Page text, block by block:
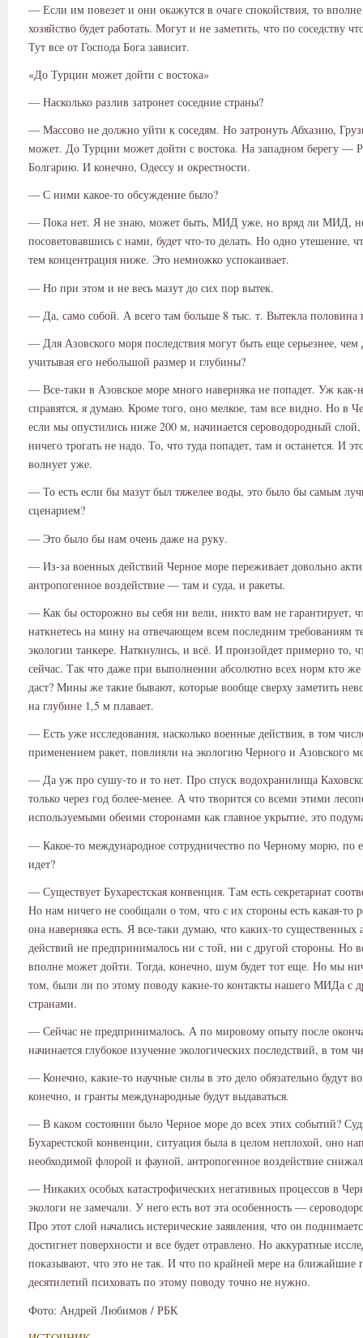
— Если им повезет и они окажутся в очаге спокойствия, то
хозяйство будет работать. Могут и не заметить, что по соседству
Тут все от Господа Бога зависит.
«До Турции может дойти с востока»
— Насколько разлив затронет соседние страны?
— Массово не должно уйти к соседям. Но затронуть Абхазию,
может. До Турции может дойти с востока. На западном берегу —
Болгарию. И конечно, Одессу и окрестности.
— С ними какое-то обсуждение было?
— Пока нет. Я не знаю, может быть, МИД уже, но вряд ли МИД,
посоветовавшись с нами, будет что-то делать. Но одно утешение,
тем концентрация ниже. Это немножко успокаивает.
— Но при этом и не весь мазут до сих пор вытек.
— Да, само собой. А всего там больше 8 тыс. т. Вытекла половина
— Для Азовского моря последствия могут быть еще серьезнее, чем
учитывая его небольшой размер и глубины?
— Все-таки в Азовское море много наверняка не попадет. Уж как-
справятся, я думаю. Кроме того, оно мелкое, там все видно. Но в
если мы опустились ниже 200 м, начинается сероводородный
ничего трогать не надо. То, что туда попадет, там и останется. И
волнует уже.
— То есть если бы мазут был тяжелее воды, это было бы самым
сценарием?
— Это было бы нам очень даже на руку.
— Из-за военных действий Черное море переживает довольно
антропогенное воздействие — там и суда, и ракеты.
— Как бы осторожно вы себя ни вели, никто вам не гарантирует,
наткнетесь на мину на отвечающем всем последним требованиям
экологии танкере. Наткнулись, и всё. И произойдет примерно то,
сейчас. Так что даже при выполнении абсолютно всех норм кто
даст? Мины же такие бывают, которые вообще сверху заметить
на глубине 1,5 м плавает.
— Есть уже исследования, насколько военные действия, в том
применением ракет, повлияли на экологию Черного и Азовского
— Да уж про сушу-то и то нет. Про спуск водохранилища
только через год более-менее. А что творится со всеми этими
используемыми обеими сторонами как главное укрытие, это
— Какое-то международное сотрудничество по Черному морю, по
идет?
— Существует Бухарестская конвенция. Там есть секретариат
Но нам ничего не сообщали о том, что с их стороны есть какая-то
она наверняка есть. Я все-таки думаю, что каких-то существенных
действий не предпринималось ни с той, ни с другой стороны. Но
вполне может дойти. Тогда, конечно, шум будет тот еще. Но мы
том, были ли по этому поводу какие-то контакты нашего МИДа с
странами.
— Сейчас не предпринималось. А по мировому опыту после
начинается глубокое изучение экологических последствий, в том
— Конечно, какие-то научные силы в это дело обязательно будут
конечно, и гранты международные будут выдаваться.
— В каком состоянии было Черное море до всех этих событий?
Бухарестской конвенции, ситуация была в целом неплохой, оно
необходимой флорой и фауной, антропогенное воздействие
— Никаких особых катастрофических негативных процессов в
экологи не замечали. У него есть вот эта особенность —
Про этот слой начались истерические заявления, что он
достигнет поверхности и все будет отравлено. Но аккуратные
показывают, что это не так. И что по крайней мере на ближайшие
десятилетий психовать по этому поводу точно не нужно.
Фото: Андрей Любимов / РБК